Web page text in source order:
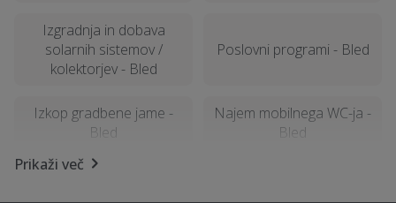
Izgradnja in dobava
solarnih sistemov /
kolektorjev - Bled
Poslovni programi - Bled
Izkop gradbene jame -
Bled
Najem mobilnega WC-ja -
Bled
Prikaži več